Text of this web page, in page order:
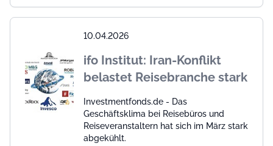
10.04.2026
ifo Institut: Iran-Konflikt
belastet Reisebranche stark
Investmentfonds.de - Das
Geschäftsklima bei Reisebüros und
Reiseveranstaltern hat sich im März stark
abgekühlt.